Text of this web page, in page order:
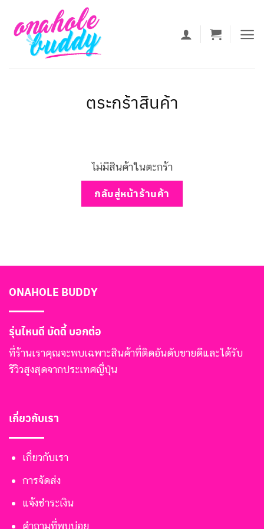
ตระกร้าสินค้า
ไม่มีสินค้าในตะกร้า
กลับสู่หน้าร้านค้า
ONAHOLE BUDDY
รุ่นไหนดี บัดดี้ บอกต่อ
ที่ร้านเราคุณจะพบเฉพาะสินค้าที่ติดอันดับขายดีและได้รับ
รีวิวสูงสุดจากประเทศญี่ปุ่น
เกี่ยวกับเรา
เกี่ยวกับเรา
การจัดส่ง
แจ้งชำระเงิน
คำถามที่พบบ่อย